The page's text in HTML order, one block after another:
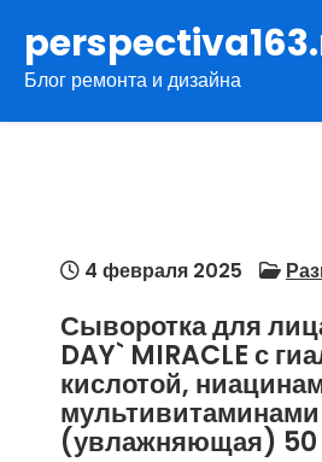
содержимому
Блог ремонта и дизайна
4 февраля 2025
Сыворотка для
DAY` MIRACLE с
кислотой,
мультивитаминами
(увлажняющая)